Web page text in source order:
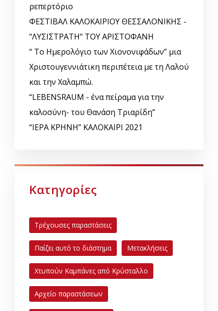
ρεπερτόριο
ΦΕΣΤΙΒΑΛ ΚΑΛΟΚΑΙΡΙΟΥ ΘΕΣΣΑΛΟΝΙΚΗΣ -
"ΛΥΣΙΣΤΡΑΤΗ" ΤΟΥ ΑΡΙΣΤΟΦΑΝΗ
“ Το Ημερολόγιο των Χιονονιφάδων” μια
Χριστουγεννιάτικη περιπέτεια με τη Λαλού
και την Χαλαμπώ.
“LEBENSRAUM - ένα πείραμα για την
καλοσύνη- του Θανάση Τριαρίδη”
“ΙΕΡΑ ΚΡΗΝΗ” ΚΑΛΟΚΑΙΡΙ 2021
Κατηγορίες
Τρέχουσες παραστάσεις
Παίζει αυτό το διάστημα Μετακλήσεις
Χτυπούν Καμπάνες από Κρύσταλλο
Αρχείο παραστάσεων